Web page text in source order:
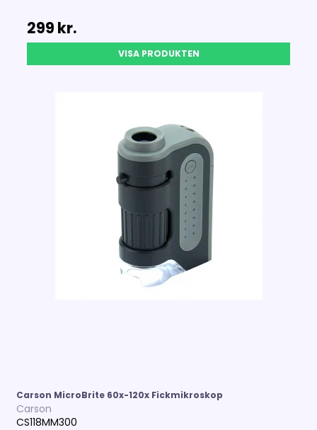
299 kr.
VISA PRODUKTEN
Carson MicroBrite 60x-120x Fickmikroskop
Carson
CS118MM300